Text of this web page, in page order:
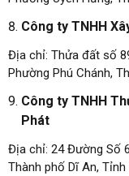
Công ty TNHH
Địa chỉ: Thửa đất số
Phường Phú Chánh,
Công ty TNHH
Phát
Địa chỉ: 24 Đường Số
Thành phố Dĩ An, Tỉnh